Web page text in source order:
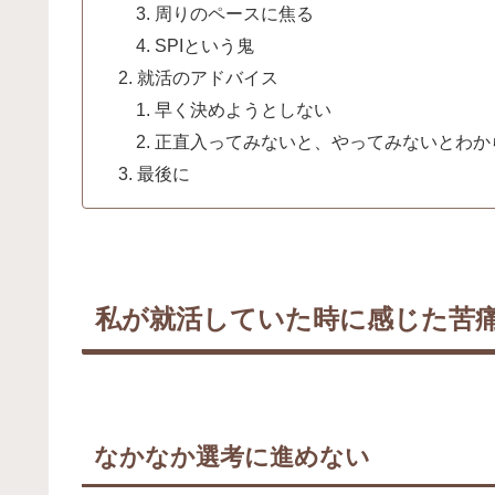
周りのペースに焦る
SPIという鬼
就活のアドバイス
早く決めようとしない
正直入ってみないと、やってみないとわ
最後に
私が就活していた時に感じた苦
なかなか選考に進めない